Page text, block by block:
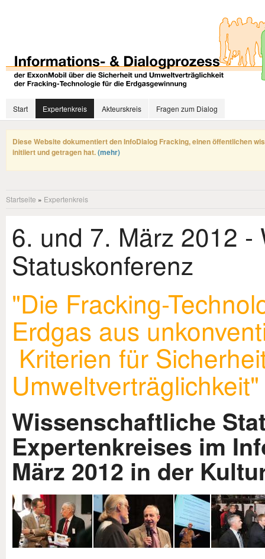
Start Expertenkreis Akteurskreis Fragen zum Dialog
Diese Website dokumentiert den InfoDialog Fracking, einen öffentlichen
initiiert und getragen hat.(mehr)
Startseite » Expertenkreis
6. und 7. März 2012 -
Statuskonferenz
"Die Fracking-
Erdgas aus
Kriterien für
Umweltverträglichkeit"
Wissenschaftliche
Expertenkreises im
März 2012 in der